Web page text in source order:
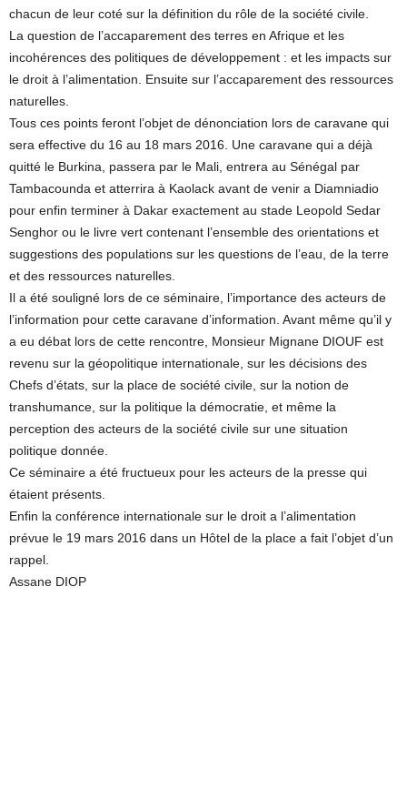
chacun de leur coté sur la définition du rôle de la société civile.
La question de l’accaparement des terres en Afrique et les
incohérences des politiques de développement : et les impacts sur
le droit à l’alimentation. Ensuite sur l’accaparement des ressources
naturelles.
Tous ces points feront l’objet de dénonciation lors de caravane qui
sera effective du 16 au 18 mars 2016. Une caravane qui a déjà
quitté le Burkina, passera par le Mali, entrera au Sénégal par
Tambacounda et atterrira à Kaolack avant de venir a Diamniadio
pour enfin terminer à Dakar exactement au stade Leopold Sedar
Senghor ou le livre vert contenant l’ensemble des orientations et
suggestions des populations sur les questions de l’eau, de la terre
et des ressources naturelles.
Il a été souligné lors de ce séminaire, l’importance des acteurs de
l’information pour cette caravane d’information. Avant même qu’il y
a eu débat lors de cette rencontre, Monsieur Mignane DIOUF est
revenu sur la géopolitique internationale, sur les décisions des
Chefs d’états, sur la place de société civile, sur la notion de
transhumance, sur la politique la démocratie, et même la
perception des acteurs de la société civile sur une situation
politique donnée.
Ce séminaire a été fructueux pour les acteurs de la presse qui
étaient présents.
Enfin la conférence internationale sur le droit a l’alimentation
prévue le 19 mars 2016 dans un Hôtel de la place a fait l’objet d’un
rappel.
Assane DIOP